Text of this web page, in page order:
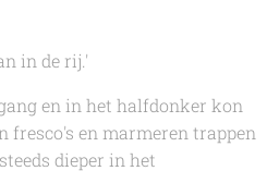
in de rij.'
en in het halfdonker kon
fresco's en marmeren trappen
dieper in het